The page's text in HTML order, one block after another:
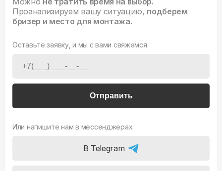
Проанализируем вашу ситуацию, подберем
бризер и место для монтажа.
Оставьте заявку, и мы с вами свяжемся.
Отправить
Или напишите нам в мессенджерах:
В Telegram